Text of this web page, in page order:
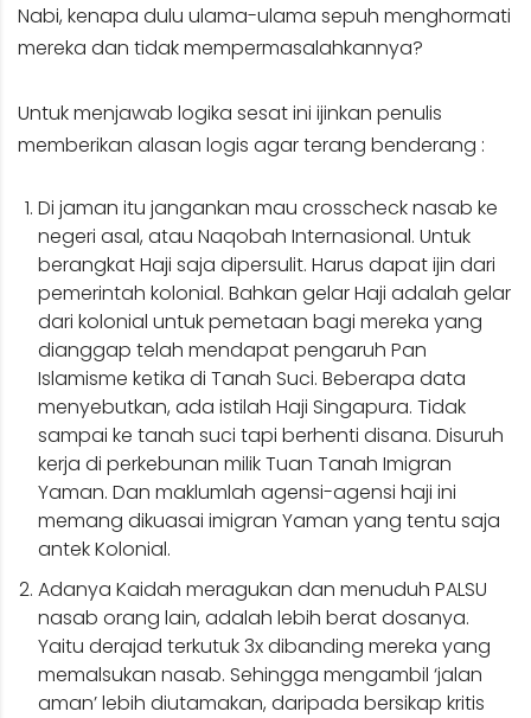
Nabi, kenapa dulu ulama-ulama sepuh menghormati
mereka dan tidak mempermasalahkannya?
Untuk menjawab logika sesat ini ijinkan penulis
memberikan alasan logis agar terang benderang :
Di jaman itu jangankan mau crosscheck nasab ke
negeri asal, atau Naqobah Internasional. Untuk
berangkat Haji saja dipersulit. Harus dapat ijin dari
pemerintah kolonial. Bahkan gelar Haji adalah gelar
dari kolonial untuk pemetaan bagi mereka yang
dianggap telah mendapat pengaruh Pan
Islamisme ketika di Tanah Suci. Beberapa data
menyebutkan, ada istilah Haji Singapura. Tidak
sampai ke tanah suci tapi berhenti disana. Disuruh
kerja di perkebunan milik Tuan Tanah Imigran
Yaman. Dan maklumlah agensi-agensi haji ini
memang dikuasai imigran Yaman yang tentu saja
antek Kolonial.
Adanya Kaidah meragukan dan menuduh PALSU
nasab orang lain, adalah lebih berat dosanya.
Yaitu derajad terkutuk 3x dibanding mereka yang
memalsukan nasab. Sehingga mengambil ‘jalan
aman’ lebih diutamakan, daripada bersikap kritis